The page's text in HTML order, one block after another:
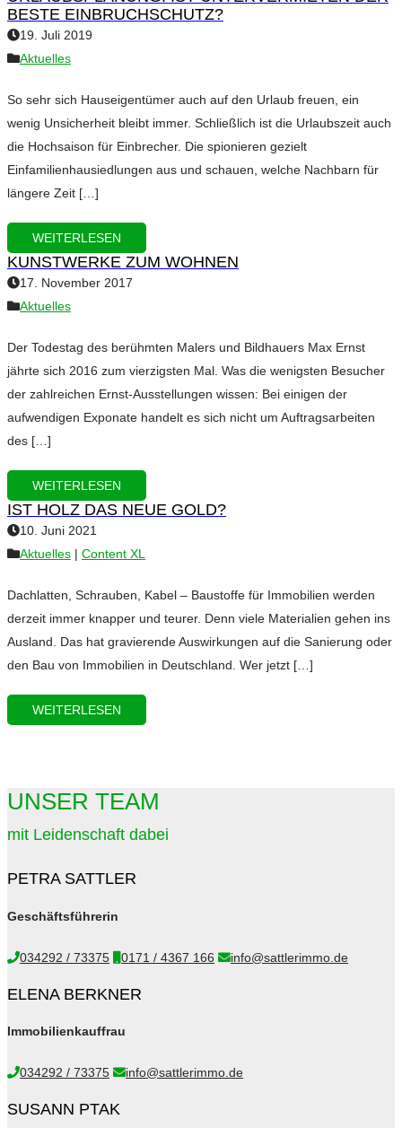
BESTE EINBRUCHSCHUTZ?
19. Juli 2019
Aktuelles
So sehr sich Hauseigentümer auch auf den Urlaub freuen, ein
wenig Unsicherheit bleibt immer. Schließlich ist die Urlaubszeit auch
die Hochsaison für Einbrecher. Die spionieren gezielt
Einfamilienhausiedlungen aus und schauen, welche Nachbarn für
längere Zeit […]
WEITERLESEN
KUNSTWERKE ZUM WOHNEN
17. November 2017
Aktuelles
Der Todestag des berühmten Malers und Bildhauers Max Ernst
jährte sich 2016 zum vierzigsten Mal. Was die wenigsten Besucher
der zahlreichen Ernst-Ausstellungen wissen: Bei einigen der
aufwendigen Exponate handelt es sich nicht um Auftragsarbeiten
des […]
WEITERLESEN
IST HOLZ DAS NEUE GOLD?
10. Juni 2021
Aktuelles | Content XL
Dachlatten, Schrauben, Kabel – Baustoffe für Immobilien werden
derzeit immer knapper und teurer. Denn viele Materialien gehen ins
Ausland. Das hat gravierende Auswirkungen auf die Sanierung oder
den Bau von Immobilien in Deutschland. Wer jetzt […]
WEITERLESEN
UNSER TEAM
mit Leidenschaft dabei
PETRA SATTLER
Geschäftsführerin
034292 / 73375 0171 / 4367 166 info@sattlerimmo.de
ELENA BERKNER
Immobilienkauffrau
034292 / 73375 info@sattlerimmo.de
SUSANN PTAK